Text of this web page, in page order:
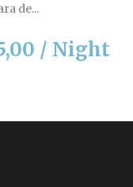
de...
/ Night